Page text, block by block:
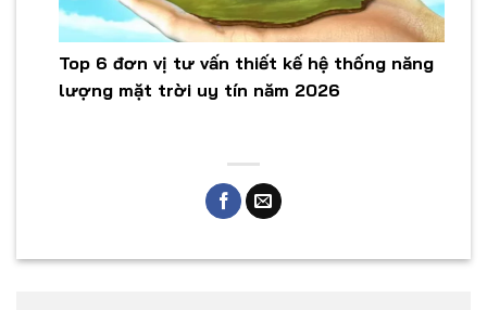
Top 6 đơn vị tư vấn thiết kế hệ thống năng
lượng mặt trời uy tín năm 2026